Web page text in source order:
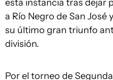
esta instancia tras dejar
a Río Negro de San
su último gran triunfo
división.
Por el torneo de